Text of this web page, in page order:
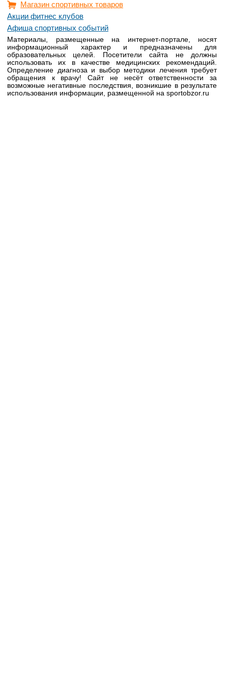
Магазин спортивных товаров
Акции фитнес клубов
Афиша спортивных событий
Материалы, размещенные на интернет-портале, носят
информационный характер и предназначены для
образовательных целей. Посетители сайта не должны
использовать их в качестве медицинских рекомендаций.
Определение диагноза и выбор методики лечения требует
обращения к врачу! Сайт не несёт ответственности за
возможные негативные последствия, возникшие в результате
использования информации, размещенной на sportobzor.ru